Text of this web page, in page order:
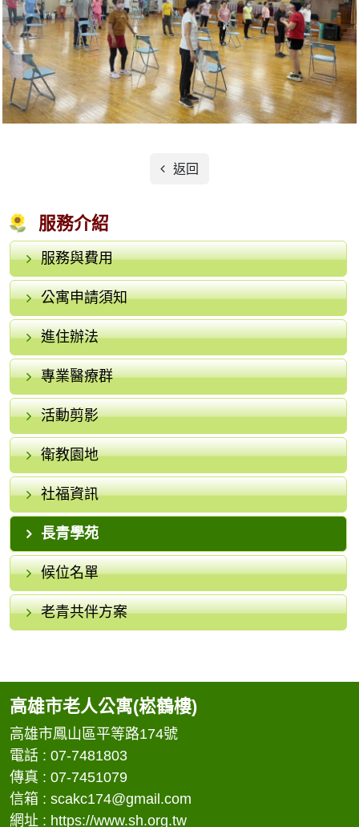
返回
服務介紹
服務與費用
公寓申請須知
進住辦法
專業醫療群
活動剪影
衛教園地
社福資訊
長青學苑
候位名單
老青共伴方案
高雄市老人公寓(崧鶴樓)
高雄市鳳山區平等路174號
電話 : 07-7481803
傳真 : 07-7451079
信箱 : scakc174@gmail.com
網址 : https://www.sh.org.tw